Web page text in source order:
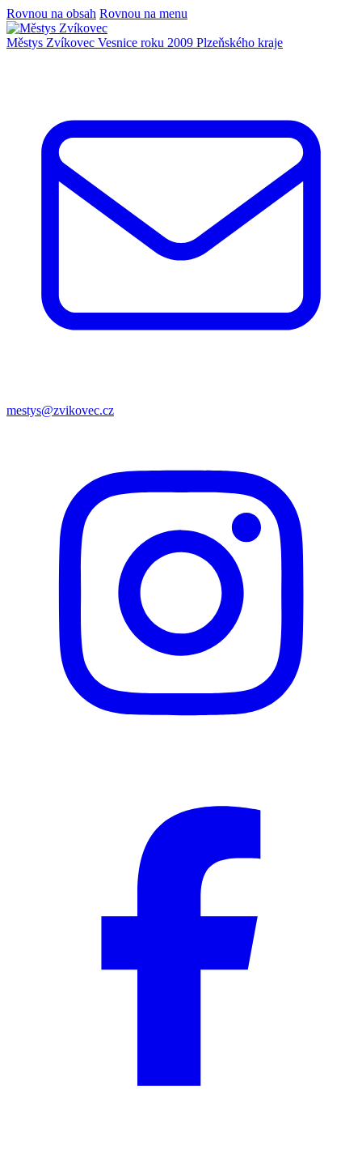
Rovnou na obsah Rovnou na menu
Městys Zvíkovec Vesnice roku 2009 Plzeňského kraje
mestys@zvikovec.cz